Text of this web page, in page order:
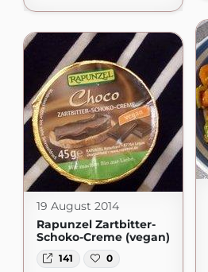
19 August 2014
Rapunzel Zartbitter-
Schoko-Creme (vegan)
141 0